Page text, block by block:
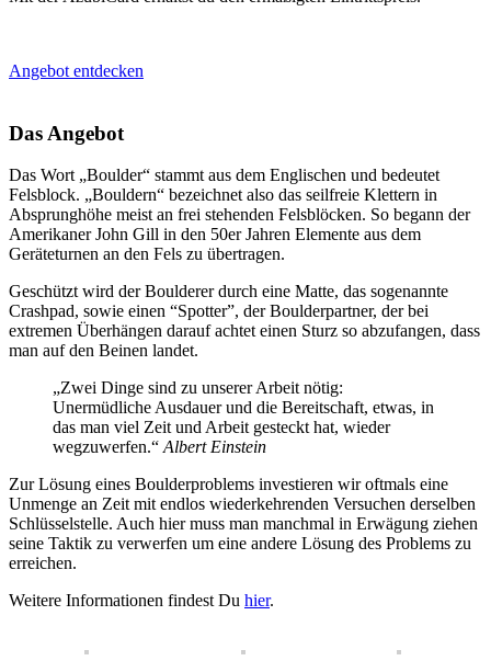
Angebot entdecken
Das Angebot
Das Wort „Boulder“ stammt aus dem Englischen und bedeutet
Felsblock. „Bouldern“ bezeichnet also das seilfreie Klettern in
Absprunghöhe meist an frei stehenden Felsblöcken. So begann der
Amerikaner John Gill in den 50er Jahren Elemente aus dem
Geräteturnen an den Fels zu übertragen.
Geschützt wird der Boulderer durch eine Matte, das sogenannte
Crashpad, sowie einen “Spotter”, der Boulderpartner, der bei
extremen Überhängen darauf achtet einen Sturz so abzufangen, dass
man auf den Beinen landet.
„Zwei Dinge sind zu unserer Arbeit nötig:
Unermüdliche Ausdauer und die Bereitschaft, etwas, in
das man viel Zeit und Arbeit gesteckt hat, wieder
wegzuwerfen.“ Albert Einstein
Zur Lösung eines Boulderproblems investieren wir oftmals eine
Unmenge an Zeit mit endlos wiederkehrenden Versuchen derselben
Schlüsselstelle. Auch hier muss man manchmal in Erwägung ziehen
seine Taktik zu verwerfen um eine andere Lösung des Problems zu
erreichen.
Weitere Informationen findest Du hier.